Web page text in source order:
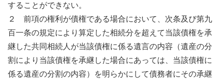
することができない。
２ 前項の権利が債権である場合において、次条及び第九
百一条の規定により算定した相続分を超えて当該債権を承
継した共同相続人が当該債権に係る遺言の内容（遺産の分
割により当該債権を承継した場合にあっては、当該債権に
係る遺産の分割の内容）を明らかにして債務者にその承継